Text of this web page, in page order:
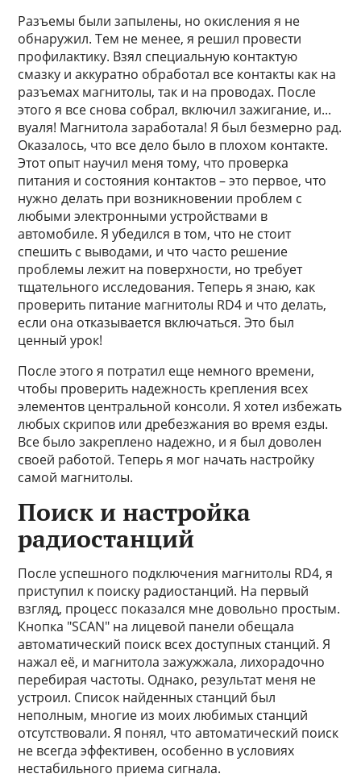
Разъемы были запылены, но окисления я не
обнаружил. Тем не менее, я решил провести
профилактику. Взял специальную контактую
смазку и аккуратно обработал все контакты как на
разъемах магнитолы, так и на проводах. После
этого я все снова собрал, включил зажигание, и...
вуаля! Магнитола заработала! Я был безмерно рад.
Оказалось, что все дело было в плохом контакте.
Этот опыт научил меня тому, что проверка
питания и состояния контактов – это первое, что
нужно делать при возникновении проблем с
любыми электронными устройствами в
автомобиле. Я убедился в том, что не стоит
спешить с выводами, и что часто решение
проблемы лежит на поверхности, но требует
тщательного исследования. Теперь я знаю, как
проверить питание магнитолы RD4 и что делать,
если она отказывается включаться. Это был
ценный урок!
После этого я потратил еще немного времени,
чтобы проверить надежность крепления всех
элементов центральной консоли. Я хотел избежать
любых скрипов или дребезжания во время езды.
Все было закреплено надежно, и я был доволен
своей работой. Теперь я мог начать настройку
самой магнитолы.
Поиск и настройка
радиостанций
После успешного подключения магнитолы RD4, я
приступил к поиску радиостанций. На первый
взгляд, процесс показался мне довольно простым.
Кнопка "SCAN" на лицевой панели обещала
автоматический поиск всех доступных станций. Я
нажал её, и магнитола зажужжала, лихорадочно
перебирая частоты. Однако, результат меня не
устроил. Список найденных станций был
неполным, многие из моих любимых станций
отсутствовали. Я понял, что автоматический поиск
не всегда эффективен, особенно в условиях
нестабильного приема сигнала.